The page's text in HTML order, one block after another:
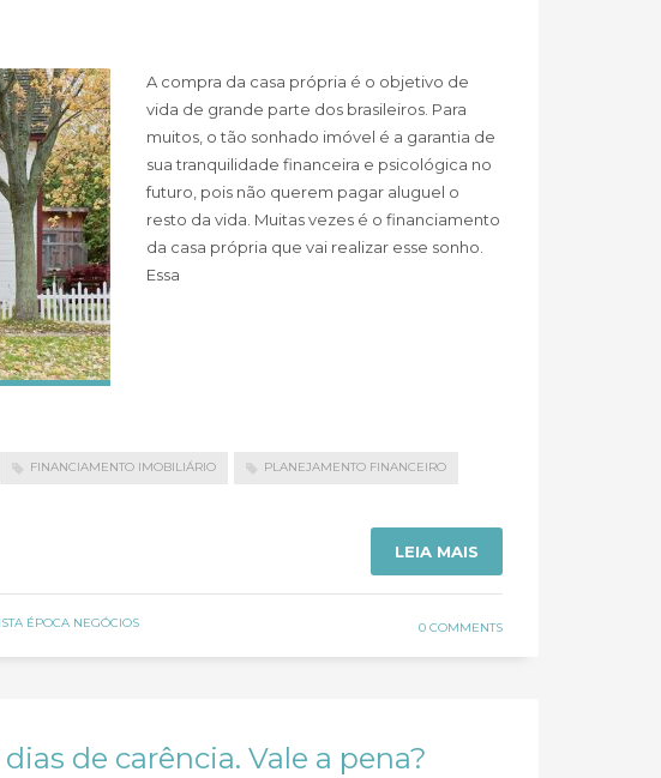
A compra da casa própria é o objetivo de
vida de grande parte dos brasileiros. Para
muitos, o tão sonhado imóvel é a garantia de
sua tranquilidade financeira e psicológica no
futuro, pois não querem pagar aluguel o
resto da vida. Muitas vezes é o financiamento
da casa própria que vai realizar esse sonho.
Essa
FINANCIAMENTO IMOBILIÁRIO PLANEJAMENTO FINANCEIRO
LEIA MAIS
ÉPOCA NEGÓCIOS 0 COMMENTS
de carência. Vale a pena?